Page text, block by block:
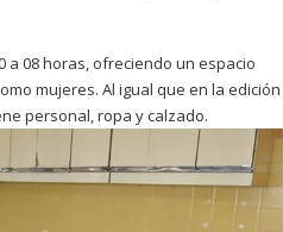
08 horas, ofreciendo un espacio
mujeres. Al igual que en la edición
personal, ropa y calzado.